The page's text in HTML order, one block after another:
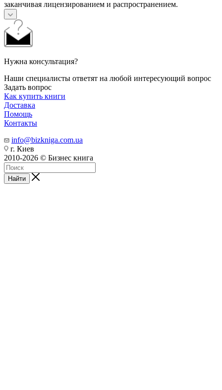
заканчивая лицензированием и распространением.
Нужна консультация?
Наши специалисты ответят на любой интересующий вопрос
Задать вопрос
Как купить книги
Доставка
Помощь
Контакты
info@bizkniga.com.ua
г. Киев
2010-2026 © Бизнес книга
Найти